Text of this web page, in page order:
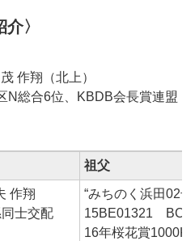
〉
翔（北上）
N総合6位、KBDB会長賞連盟
祖父
作翔
士交配
“みちのく浜田02号
15BE01321 BC
16年桜花賞1000K